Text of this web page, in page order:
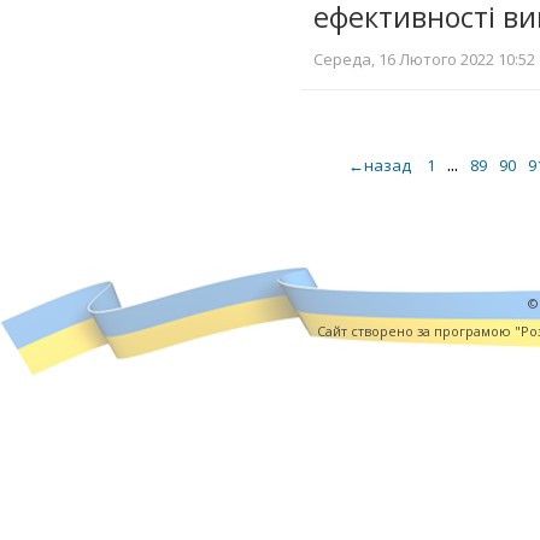
ефективності
Середа, 16 Лютого 2022
←назад 1 ... 89 90
©
Cайт створено за програмою